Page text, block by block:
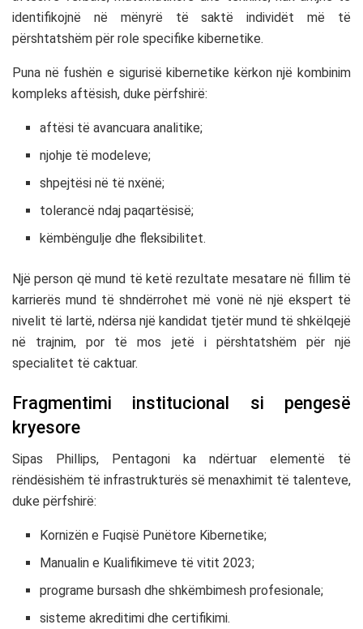
identifikojnë në mënyrë të saktë individët më të
përshtatshëm për role specifike kibernetike.
Puna në fushën e sigurisë kibernetike kërkon një kombinim
kompleks aftësish, duke përfshirë:
aftësi të avancuara analitike;
njohje të modeleve;
shpejtësi në të nxënë;
tolerancë ndaj paqartësisë;
këmbëngulje dhe fleksibilitet.
Një person që mund të ketë rezultate mesatare në fillim të
karrierës mund të shndërrohet më vonë në një ekspert të
nivelit të lartë, ndërsa një kandidat tjetër mund të shkëlqejë
në trajnim, por të mos jetë i përshtatshëm për një
specialitet të caktuar.
Fragmentimi institucional si pengesë
kryesore
Sipas Phillips, Pentagoni ka ndërtuar elementë të
rëndësishëm të infrastrukturës së menaxhimit të talenteve,
duke përfshirë:
Kornizën e Fuqisë Punëtore Kibernetike;
Manualin e Kualifikimeve të vitit 2023;
programe bursash dhe shkëmbimesh profesionale;
sisteme akreditimi dhe certifikimi.